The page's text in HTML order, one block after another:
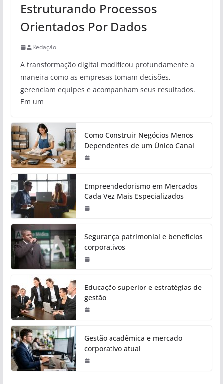
Estruturando Processos
Orientados Por Dados
Redação
A transformação digital modificou profundamente a
maneira como as empresas tomam decisões,
gerenciam equipes e acompanham seus resultados.
Em um
Como Construir Negócios Menos
Dependentes de um Único Canal
Empreendedorismo em Mercados
Cada Vez Mais Especializados
Segurança patrimonial e benefícios
corporativos
Educação superior e estratégias de
gestão
Gestão acadêmica e mercado
corporativo atual